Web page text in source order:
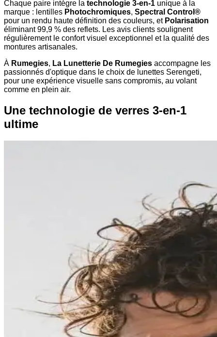
Chaque paire intègre la technologie 3-en-1 unique à la
marque : lentilles Photochromiques, Spectral Control®
pour un rendu haute définition des couleurs, et Polarisation
éliminant 99,9 % des reflets. Les avis clients soulignent
régulièrement le confort visuel exceptionnel et la qualité des
montures artisanales.
À Rumegies, La Lunetterie De Rumegies accompagne les
passionnés d'optique dans le choix de lunettes Serengeti,
pour une expérience visuelle sans compromis, au volant
comme en plein air.
Une technologie de verres 3-en-1
ultime